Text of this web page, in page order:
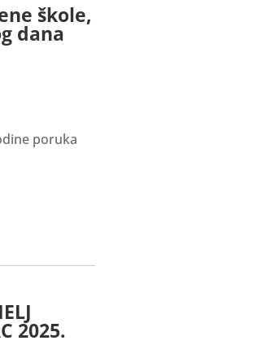
škole,
dana
poruka
2025.